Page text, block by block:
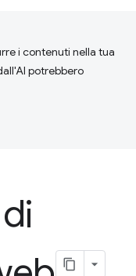
i contenuti nella tua
potrebbero